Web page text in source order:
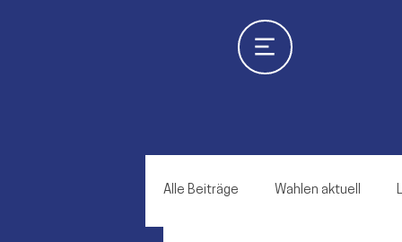
Alle Beiträge Wahlen aktuell